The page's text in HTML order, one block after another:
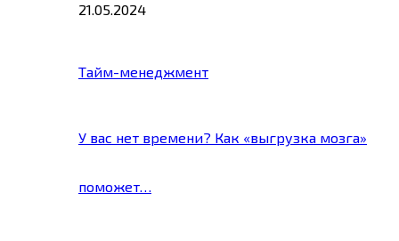
21.05.2024
Тайм-менеджмент
У вас нет времени? Как «выгрузка мозга»
поможет…